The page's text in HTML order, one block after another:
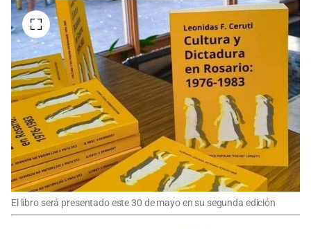
El libro será presentado este 30 de mayo en su segunda edición